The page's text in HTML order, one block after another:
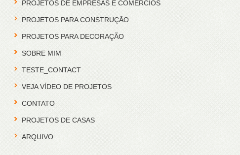
PROJETOS DE EMPRESAS E COMÉRCIOS
PROJETOS PARA CONSTRUÇÃO
PROJETOS PARA DECORAÇÃO
SOBRE MIM
TESTE_CONTACT
VEJA VÍDEO DE PROJETOS
CONTATO
PROJETOS DE CASAS
ARQUIVO